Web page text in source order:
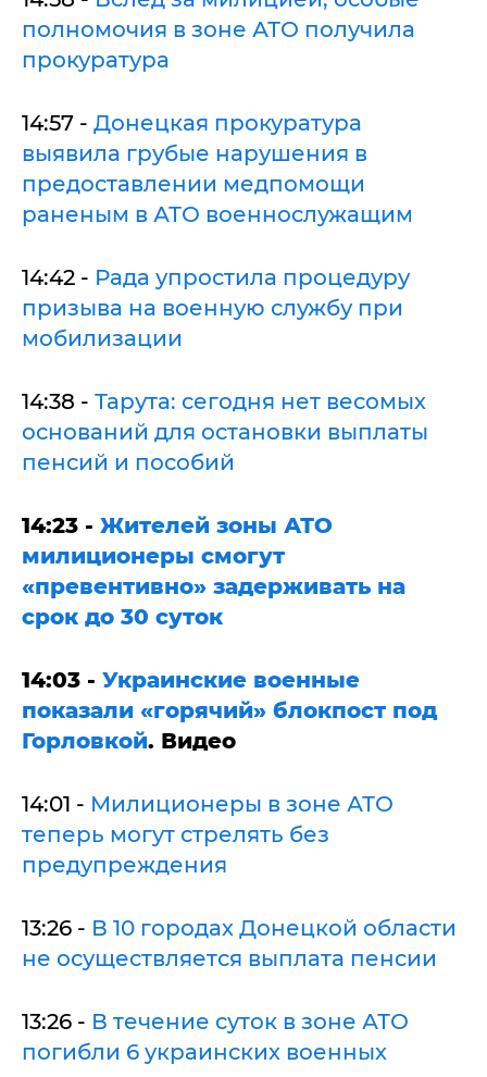
полномочия в зоне АТО получила
прокуратура
14:57 - Донецкая прокуратура
выявила грубые нарушения в
предоставлении медпомощи
раненым в АТО военнослужащим
14:42 - Рада упростила процедуру
призыва на военную службу при
мобилизации
14:38 - Тарута: сегодня нет весомых
оснований для остановки выплаты
пенсий и пособий
14:23 - Жителей зоны АТО
милиционеры смогут
«превентивно» задерживать на
срок до 30 суток
14:03 - Украинские военные
показали «горячий» блокпост под
Горловкой. Видео
14:01 - Милиционеры в зоне АТО
теперь могут стрелять без
предупреждения
13:26 - В 10 городах Донецкой области
не осуществляется выплата пенсии
13:26 - В течение суток в зоне АТО
погибли 6 украинских военных